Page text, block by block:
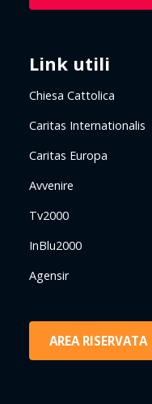
Link utili
Chiesa Cattolica
Caritas Internationalis
Caritas Europa
Avvenire
Tv2000
InBlu2000
Agensir
AREA RISERVATA